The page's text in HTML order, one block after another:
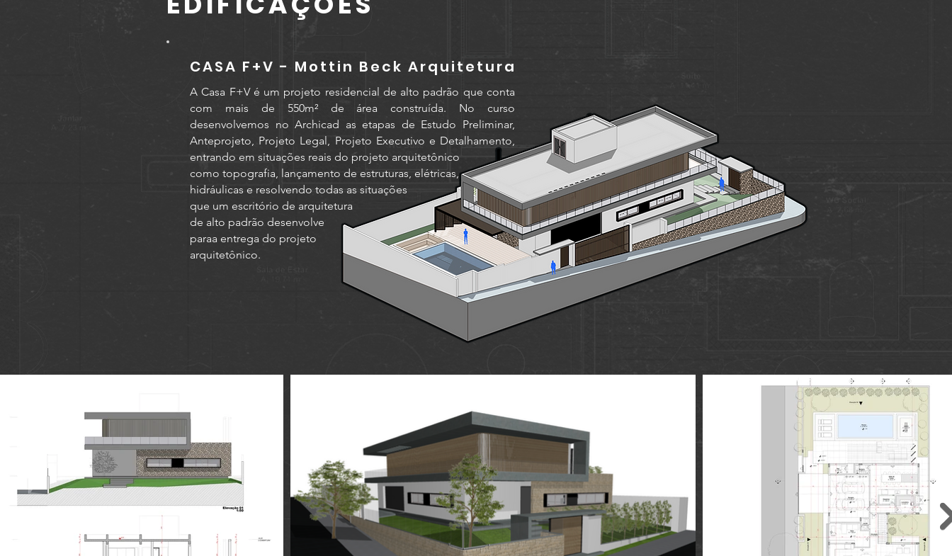
CASA F+V - Mottin Beck Arquitetura
A Casa F+V é um projeto residencial de alto padrão que conta
com mais de 550m² de área construída. No curso
desenvolvemos no Archicad as etapas de Estudo Preliminar,
Anteprojeto, Projeto Legal, Projeto Executivo e Detalhamento,
entrando em situações reais do projeto arquitetônico
como topografia, lançamento de estruturas, elétricas,
hidráulicas e resolvendo todas as situações
que um escritório de arquitetura
de alto padrão desenvolve
paraa entrega do projeto
arquitetônico.